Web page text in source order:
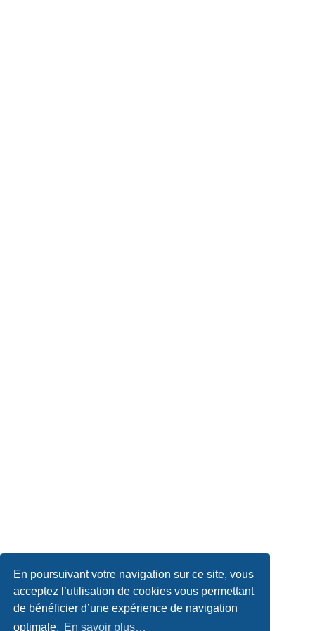
En poursuivant votre navigation sur ce site, vous
acceptez l’utilisation de cookies vous permettant
de bénéficier d’une expérience de navigation
optimale. En savoir plus…